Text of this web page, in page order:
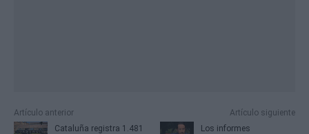
Artículo anterior
Cataluña registra 1.481
Artículo siguiente
Los informes